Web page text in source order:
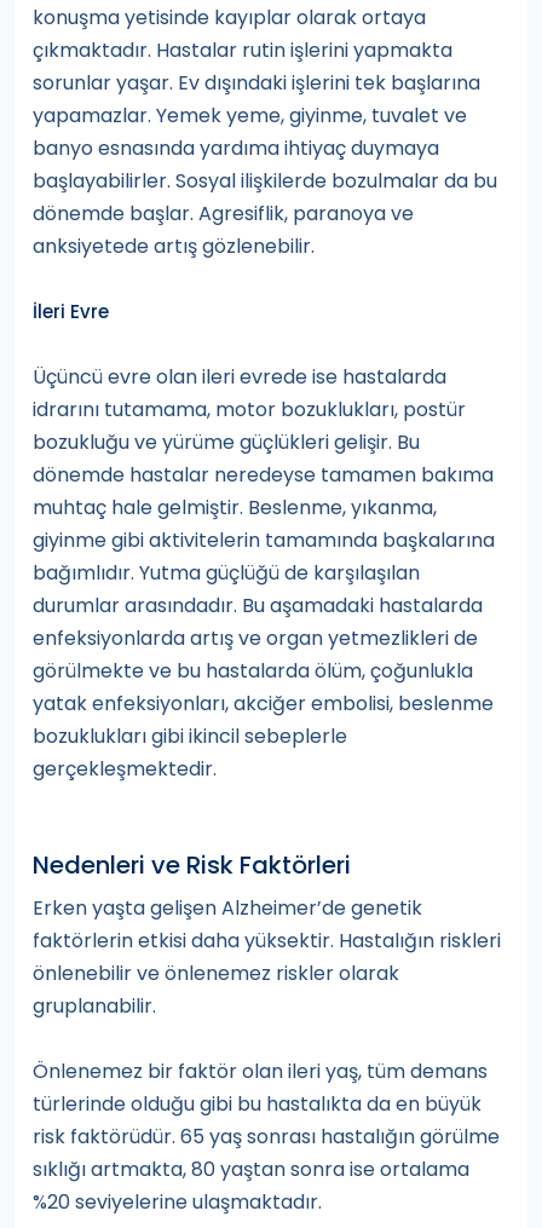
konuşma yetisinde kayıplar olarak ortaya
çıkmaktadır. Hastalar rutin işlerini yapmakta
sorunlar yaşar. Ev dışındaki işlerini tek başlarına
yapamazlar. Yemek yeme, giyinme, tuvalet ve
banyo esnasında yardıma ihtiyaç duymaya
başlayabilirler. Sosyal ilişkilerde bozulmalar da bu
dönemde başlar. Agresiflik, paranoya ve
anksiyetede artış gözlenebilir.
İleri Evre
Üçüncü evre olan ileri evrede ise hastalarda
idrarını tutamama, motor bozuklukları, postür
bozukluğu ve yürüme güçlükleri gelişir. Bu
dönemde hastalar neredeyse tamamen bakıma
muhtaç hale gelmiştir. Beslenme, yıkanma,
giyinme gibi aktivitelerin tamamında başkalarına
bağımlıdır. Yutma güçlüğü de karşılaşılan
durumlar arasındadır. Bu aşamadaki hastalarda
enfeksiyonlarda artış ve organ yetmezlikleri de
görülmekte ve bu hastalarda ölüm, çoğunlukla
yatak enfeksiyonları, akciğer embolisi, beslenme
bozuklukları gibi ikincil sebeplerle
gerçekleşmektedir.
Nedenleri ve Risk Faktörleri
Erken yaşta gelişen Alzheimer’de genetik
faktörlerin etkisi daha yüksektir. Hastalığın riskleri
önlenebilir ve önlenemez riskler olarak
gruplanabilir.
Önlenemez bir faktör olan ileri yaş, tüm demans
türlerinde olduğu gibi bu hastalıkta da en büyük
risk faktörüdür. 65 yaş sonrası hastalığın görülme
sıklığı artmakta, 80 yaştan sonra ise ortalama
%20 seviyelerine ulaşmaktadır.